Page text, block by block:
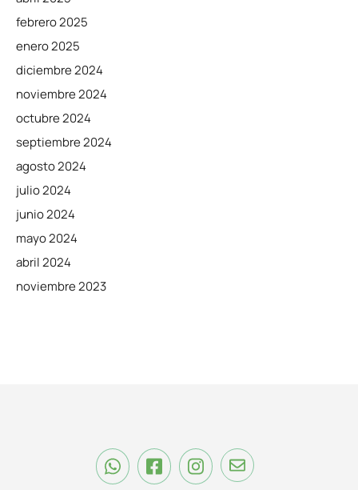
febrero 2025
enero 2025
diciembre 2024
noviembre 2024
octubre 2024
septiembre 2024
agosto 2024
julio 2024
junio 2024
mayo 2024
abril 2024
noviembre 2023